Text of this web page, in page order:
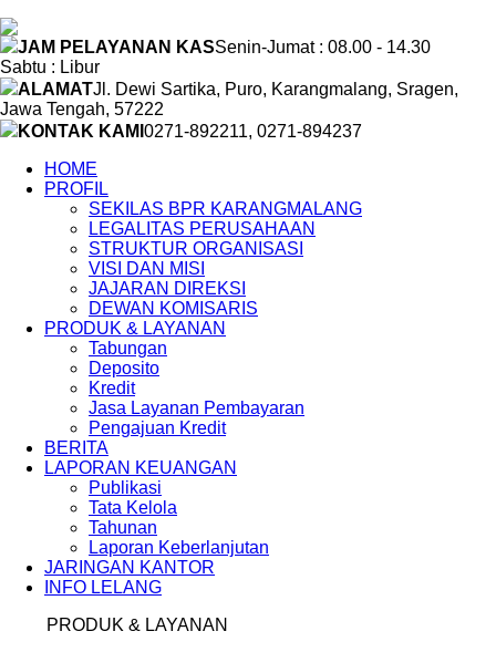
JAM PELAYANAN KASSenin-Jumat : 08.00 - 14.30
Sabtu : Libur
ALAMATJl. Dewi Sartika, Puro, Karangmalang, Sragen,
Jawa Tengah, 57222
KONTAK KAMI 0271-892211, 0271-894237
HOME
PROFIL
SEKILAS BPR KARANGMALANG
LEGALITAS PERUSAHAAN
STRUKTUR ORGANISASI
VISI DAN MISI
JAJARAN DIREKSI
DEWAN KOMISARIS
PRODUK & LAYANAN
Tabungan
Deposito
Kredit
Jasa Layanan Pembayaran
Pengajuan Kredit
BERITA
LAPORAN KEUANGAN
Publikasi
Tata Kelola
Tahunan
Laporan Keberlanjutan
JARINGAN KANTOR
INFO LELANG
PRODUK & LAYANAN